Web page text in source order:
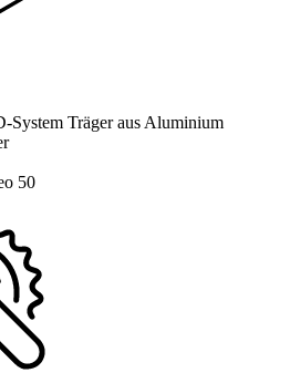
Träger aus Aluminium
50